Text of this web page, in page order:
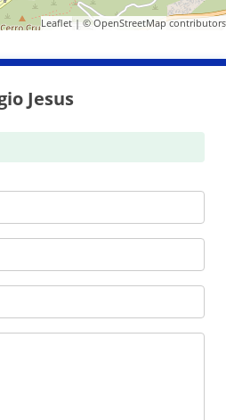
Leaflet| ©OpenStreetMapcontributors
Jesus